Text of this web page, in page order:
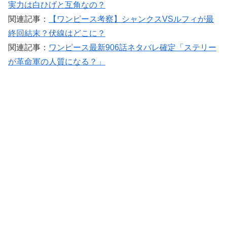
実力は白ひげと互角なの？
関連記事：
【ワンピース考察】シャンクスVSルフィが最
終回結末？伏線はどこに？
関連記事： ワンピース最新906話ネタバレ確定「ステリー
が革命軍の人質になる？」